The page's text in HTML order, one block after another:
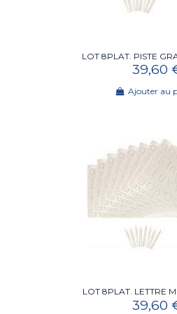
LOT 8PLAT. PISTE
39,60
Ajouter au
LOT 8PLAT. LETTRE
39,60